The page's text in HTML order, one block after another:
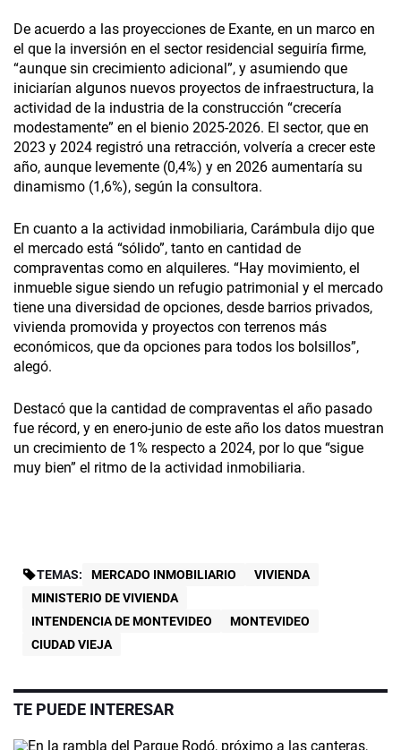
De acuerdo a las proyecciones de Exante, en un marco en
el que la inversión en el sector residencial seguiría firme,
“aunque sin crecimiento adicional”, y asumiendo que
iniciarían algunos nuevos proyectos de infraestructura, la
actividad de la industria de la construcción “crecería
modestamente” en el bienio 2025-2026. El sector, que en
2023 y 2024 registró una retracción, volvería a crecer este
año, aunque levemente (0,4%) y en 2026 aumentaría su
dinamismo (1,6%), según la consultora.
En cuanto a la actividad inmobiliaria, Carámbula dijo que
el mercado está “sólido”, tanto en cantidad de
compraventas como en alquileres. “Hay movimiento, el
inmueble sigue siendo un refugio patrimonial y el mercado
tiene una diversidad de opciones, desde barrios privados,
vivienda promovida y proyectos con terrenos más
económicos, que da opciones para todos los bolsillos”,
alegó.
Destacó que la cantidad de compraventas el año pasado
fue récord, y en enero-junio de este año los datos muestran
un crecimiento de 1% respecto a 2024, por lo que “sigue
muy bien” el ritmo de la actividad inmobiliaria.
TEMAS: MERCADO INMOBILIARIO
VIVIENDA
MINISTERIO DE VIVIENDA
INTENDENCIA DE MONTEVIDEO
MONTEVIDEO
CIUDAD VIEJA
TE PUEDE INTERESAR